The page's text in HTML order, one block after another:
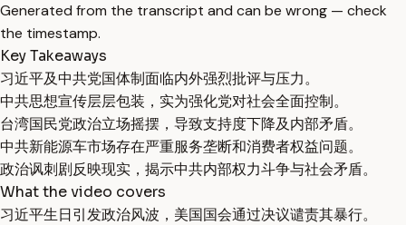
Generated from the transcript and can be wrong — check
the timestamp.
Key Takeaways
习近平及中共党国体制面临内外强烈批评与压力。
中共思想宣传层层包装，实为强化党对社会全面控制。
台湾国民党政治立场摇摆，导致支持度下降及内部矛盾。
中共新能源车市场存在严重服务垄断和消费者权益问题。
政治讽刺剧反映现实，揭示中共内部权力斗争与社会矛盾。
What the video covers
习近平生日引发政治风波，美国国会通过决议谴责其暴行。